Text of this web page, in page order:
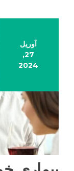
آوریل
27,
2024